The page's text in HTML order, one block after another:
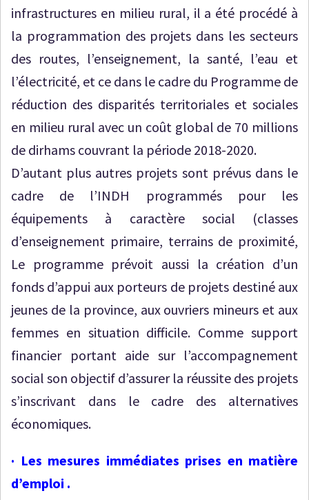
infrastructures en milieu rural, il a été procédé à
la programmation des projets dans les secteurs
des routes, l’enseignement, la santé, l’eau et
l’électricité, et ce dans le cadre du Programme de
réduction des disparités territoriales et sociales
en milieu rural avec un coût global de 70 millions
de dirhams couvrant la période 2018-2020.
D’autant plus autres projets sont prévus dans le
cadre de l’INDH programmés pour les
équipements à caractère social (classes
d’enseignement primaire, terrains de proximité,
Le programme prévoit aussi la création d’un
fonds d’appui aux porteurs de projets destiné aux
jeunes de la province, aux ouvriers mineurs et aux
femmes en situation difficile. Comme support
financier portant aide sur l’accompagnement
social son objectif d’assurer la réussite des projets
s’inscrivant dans le cadre des alternatives
économiques.
· Les mesures immédiates prises en matière
d’emploi .